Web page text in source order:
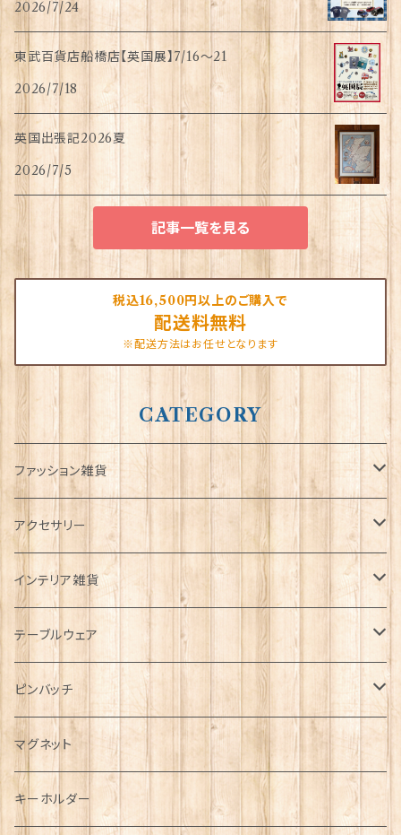
2026/7/24
東武百貨店船橋店【英国展】7/16～21
2026/7/18
英国出張記2026夏
2026/7/5
記事一覧を見る
税込16,500円以上のご購入で
配送料無料
※配送方法はお任せとなります
CATEGORY
ファッション雑貨
タータンネクタイ
帽子
キャップ
ハンチング帽
キャスケット
ディアストーカー
Tシャツ
マフラー
タータン【Bronte by Moon】
タータン【Glencroft】
サッシュ
スカーフ
アクセサリー
ORTAK
ブローチ
ペンダント
チャーム
その他のアクセサリー
インテリア雑貨
インテリア置物
ラブスプーン
ラブスプーン【SION LLEWELLYN】
ラブスプーン【PAUL CURTIS】
ファブリック
テーブルウェア
ティータオル
ペーパーナプキン
ティーコジー
ピンバッチ
ジェネラルデザイン
乗り物
ミリタリー
マグネット
キーホルダー